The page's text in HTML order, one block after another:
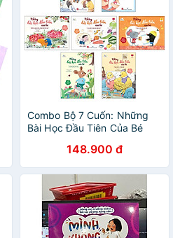
Combo Bộ 7 Cuốn: Những
Bài Học Đầu Tiên Của Bé
148.900 đ